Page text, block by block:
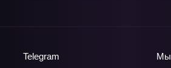
Telegram Мы